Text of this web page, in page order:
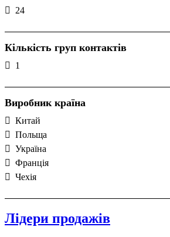
24
Кількість груп контактів
1
Виробник країна
Китай
Польща
Україна
Франція
Чехія
Лідери продажів